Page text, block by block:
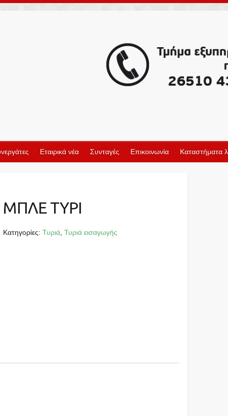
Εταιρικά νέα Συνταγές Επικοινωνία Καταστήματα
ΜΠΛΕ ΤΥΡΙ
Κατηγορίες:Τυριά ,Τυριά εισαγωγής